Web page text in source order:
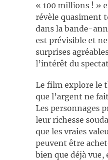
« 100 millions ! »
révèle quasiment
dans la bande-
est prévisible et
surprises
l’intérêt du
Le film explore le
que l’argent ne
Les personnages
leur richesse
que les vraies
peuvent être
bien que déjà vue,